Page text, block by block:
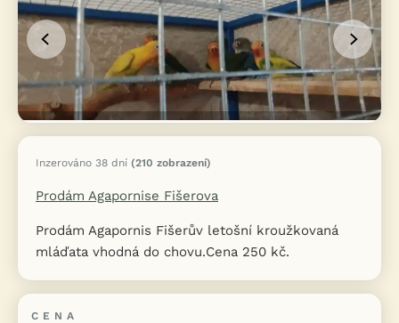
Inzerováno 38 dní (210 zobrazení)
Prodám Agapornise Fišerova
Prodám Agapornis Fišerův letošní kroužkovaná
mláďata vhodná do chovu.Cena 250 kč.
CENA